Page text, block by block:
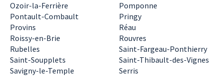
Ozoir-la-Ferrière
Pomponne
Pontault-Combault
Pringy
Provins
Réau
Roissy-en-Brie
Rouvres
Rubelles
Saint-Fargeau-Ponthierry
Saint-Soupplets
Saint-Thibault-des-Vignes
Savigny-le-Temple
Serris